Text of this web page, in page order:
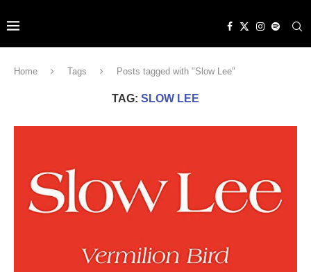
Home Tags Posts tagged with "Slow Lee"
TAG: SLOW LEE